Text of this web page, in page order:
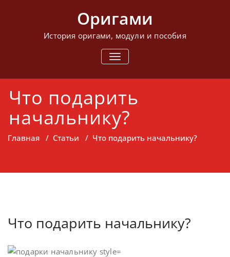
Оригами
История оригами, модули и пособия
ПОКАЗАТЬ/
СКРЫТЬ
Что подарить
начальнику?
Главная / Статьи / Что подарить начальнику?
Что подарить начальнику?